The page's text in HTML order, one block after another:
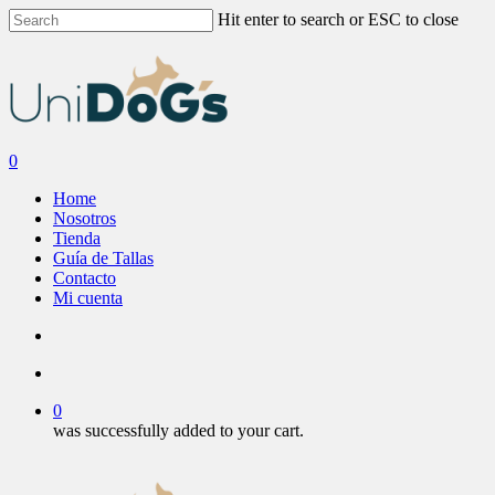
Skip
to
Hit enter to search or ESC to close
search
account
0
Home
Nosotros
Tienda
Guía de Tallas
Contacto
Mi cuenta
0
was successfully added to your cart.